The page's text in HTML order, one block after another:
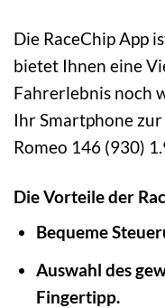
Die RaceChip App
bietet Ihnen eine
Fahrerlebnis noch
Ihr Smartphone
Romeo 146 (930)
Die Vorteile der
Bequeme
Auswahl des
Fingertipp.